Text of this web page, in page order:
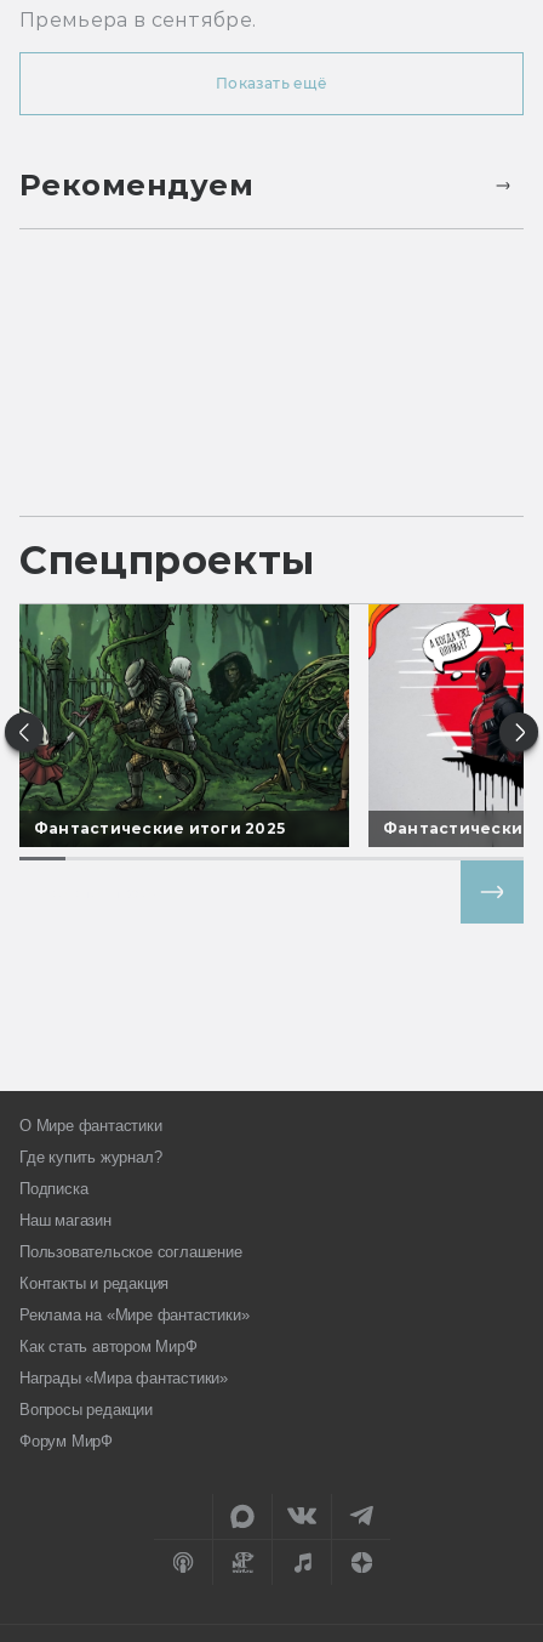
Премьера в сентябре.
Показать ещё
Рекомендуем
Спецпроекты
Фантастические итоги 2025 Фантастические
О Мире фантастики
Где купить журнал?
Подписка
Наш магазин
Пользовательское соглашение
Контакты и редакция
Реклама на «Мире фантастики»
Как стать автором МирФ
Награды «Мира фантастики»
Вопросы редакции
Форум МирФ